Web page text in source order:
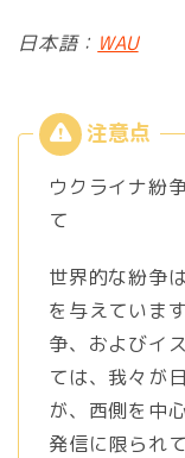
日本語： WAU
ウクライナ紛
て
世界的な紛争
を与えていま
争、およびイ
ては、我々が
が、西側を中
発信に限られ